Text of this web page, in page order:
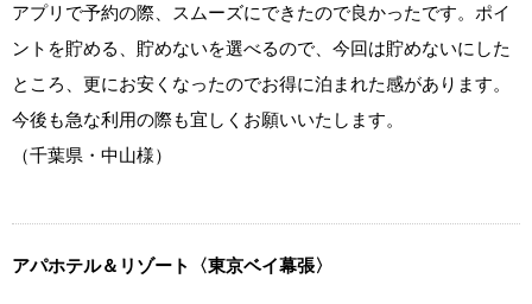
アプリで予約の際、スムーズにできたので良かったです。ポイ
ントを貯める、貯めないを選べるので、今回は貯めないにした
ところ、更にお安くなったのでお得に泊まれた感があります。
今後も急な利用の際も宜しくお願いいたします。
（千葉県・中山様）
アパホテル＆リゾート〈東京ベイ幕張〉